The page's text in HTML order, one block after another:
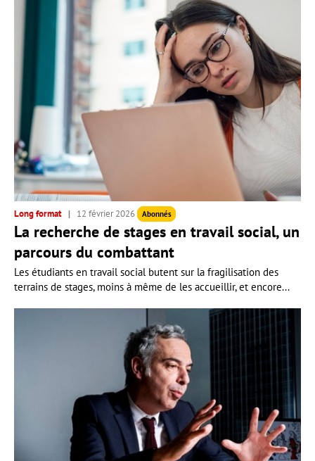
Long format 12 février 2026 Abonnés
La recherche de stages en travail social, un
parcours du combattant
Les étudiants en travail social butent sur la fragilisation des
terrains de stages, moins à même de les accueillir, et encore...